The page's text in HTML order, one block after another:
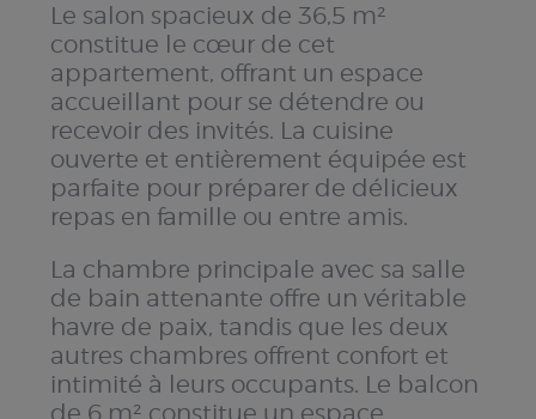
Le salon spacieux de 36,5 m²
constitue le cœur de cet
appartement, offrant un espace
accueillant pour se détendre ou
recevoir des invités. La cuisine
ouverte et entièrement équipée est
parfaite pour préparer de délicieux
repas en famille ou entre amis.
La chambre principale avec sa salle
de bain attenante offre un véritable
havre de paix, tandis que les deux
autres chambres offrent confort et
intimité à leurs occupants. Le balcon